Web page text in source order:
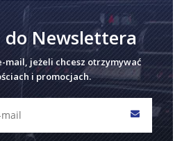
do Newslettera
mail, jeżeli chcesz otrzymywać
i promocjach.